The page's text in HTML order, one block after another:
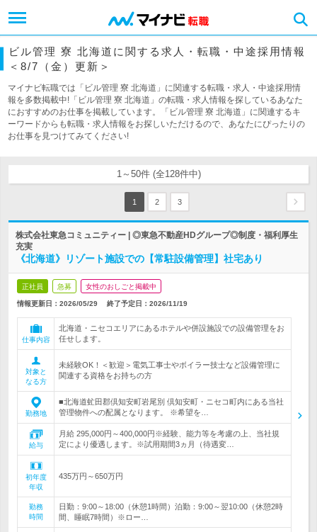
ビル管理 寮 北海道に関する求人・転職・中途採用情報
＜8/7（金）更新＞
マイナビ転職では「ビル管理 寮 北海道」に関連する転職・求人・中途採用情
報を多数掲載中!「ビル管理 寮 北海道」の転職・求人情報を探しているあなた
におすすめのお仕事を掲載しています。「ビル管理 寮 北海道」に関連するキ
ーワードからも転職・求人情報をお探しいただけるので、あなたにぴったりの
お仕事を見つけてみてください!
1～50件 (全128件中)
1 2 3
株式会社東急コミュニティー | ◎東急不動産HDグループ◎制度・福利厚生
充実
《北海道》リゾート施設での【常駐設備管理】社宅あり
正社員 急募 女性のおしごと掲載中
情報更新日：2026/05/29 終了予定日： 2026/11/19
仕事内容
北海道・ニセコエリアにあるホテルや併設施設での設備管理をお
任せします。
対象と
なる方
未経験OK！＜歓迎＞電気工事士やボイラー技士など設備管理に
関連する資格をお持ちの方
勤務地
■北海道虻田郡倶知安町岩尾別 倶知安町・ニセコ町内にある当社
管理物件への配属となります。 ※希望を…
給与
月給 295,000円～400,000円※経験、能力等を考慮の上、当社規
定により優遇します。※試用期間3ヵ月（待遇変…
初年度
年収
435万円～650万円
勤務
時間
日勤：9:00～18:00（休憩1時間）泊勤：9:00～翌10:00（休憩2時
間、睡眠7時間）※ロー…